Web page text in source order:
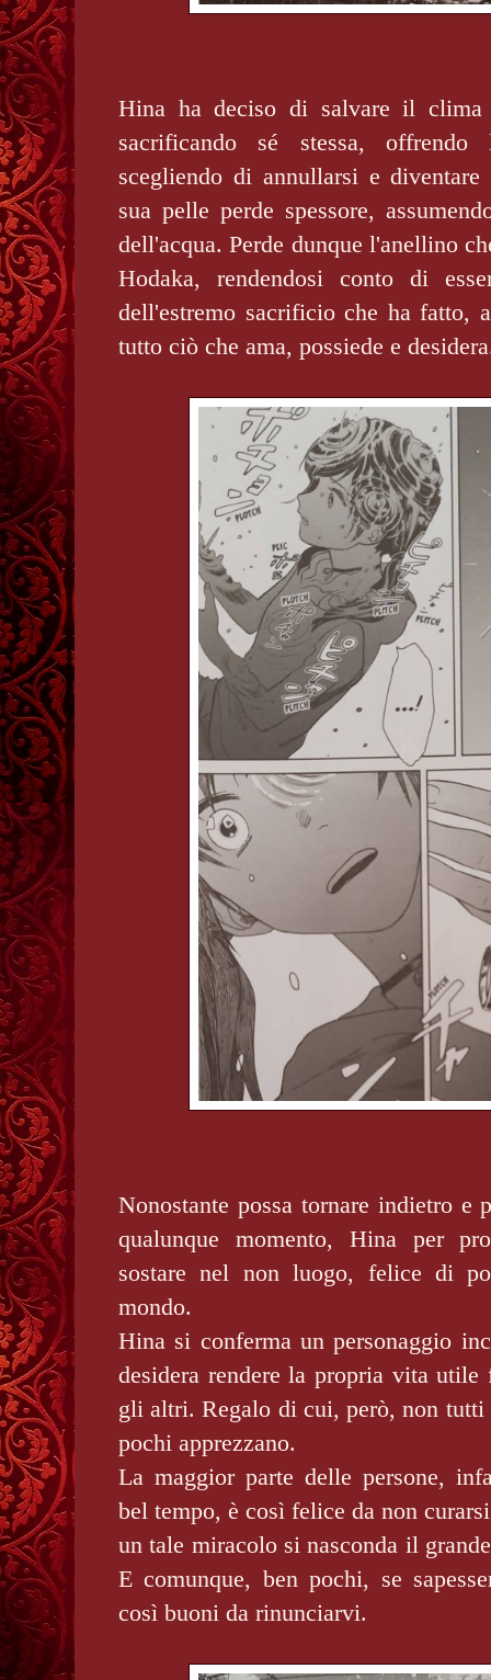
Hina ha deciso di salvare il clima
sacrificando sé stessa, offrendo
scegliendo di annullarsi e diventare
sua pelle perde spessore,
dell'acqua. Perde dunque l'anellino
Hodaka, rendendosi conto di
dell'estremo sacrificio che ha fatto,
tutto ciò che ama, possiede e
Nonostante possa tornare indietro e
qualunque momento, Hina per
sostare nel non luogo, felice di
mondo.
Hina si conferma un personaggio
desidera rendere la propria vita utile
gli altri. Regalo di cui, però, non tutti
pochi apprezzano.
La maggior parte delle persone,
bel tempo, è così felice da non
un tale miracolo si nasconda il
E comunque, ben pochi, se
così buoni da rinunciarvi.